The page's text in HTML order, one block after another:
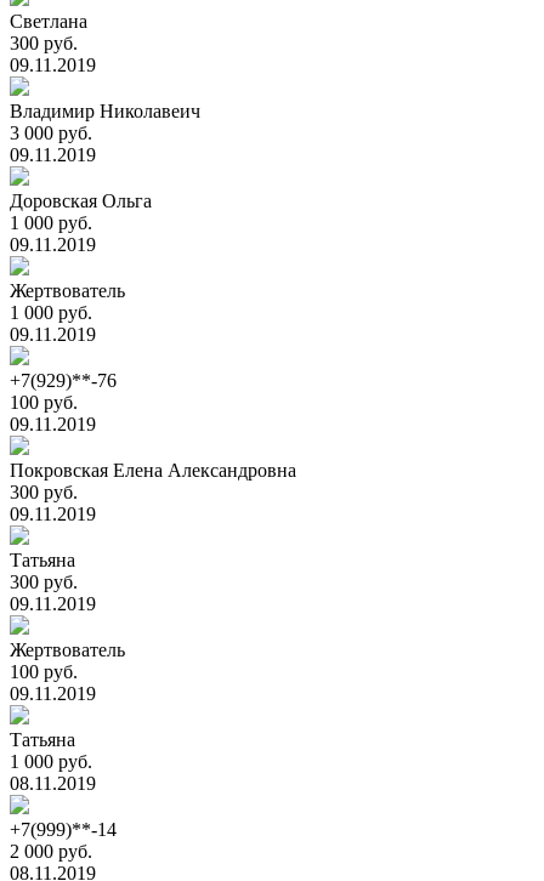
Светлана
300 руб.
09.11.2019
Владимир Николавеич
3 000 руб.
09.11.2019
Доровская Ольга
1 000 руб.
09.11.2019
Жертвователь
1 000 руб.
09.11.2019
+7(929)**-76
100 руб.
09.11.2019
Покровская Елена Александровна
300 руб.
09.11.2019
Татьяна
300 руб.
09.11.2019
Жертвователь
100 руб.
09.11.2019
Татьяна
1 000 руб.
08.11.2019
+7(999)**-14
2 000 руб.
08.11.2019